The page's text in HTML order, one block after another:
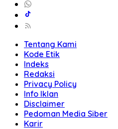
Tentang Kami
Kode Etik
Indeks
Redaksi
Privacy Policy
Info Iklan
Disclaimer
Pedoman Media Siber
Karir